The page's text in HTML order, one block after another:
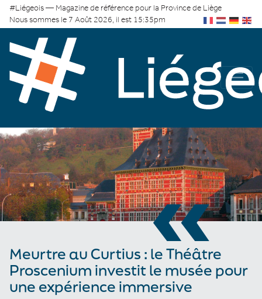
#Liégeois — Magazine de référence pour la Province de Liège
Nous sommes le 7 Août 2026, il est 15:35pm
«
Meurtre au Curtius : le Théâtre
Proscenium investit le musée pour
une expérience immersive